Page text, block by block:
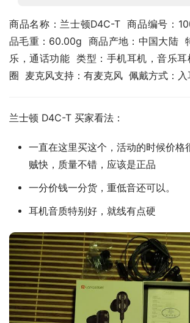
商品名称：兰士顿D4C-T  商品编号：
品毛重：60.00g  商品产地：中国大陆
乐，通话功能  类型：手机耳机，音乐
圈  麦克风支持：有麦克风  佩戴方式：入
兰士顿 D4C-T 买家看法：
一直在这里买这个，活动的时候价格
贼快，质量不错，应该是正品
一分价钱一分货，重低音还可以。
耳机音质特别好，就线有点硬